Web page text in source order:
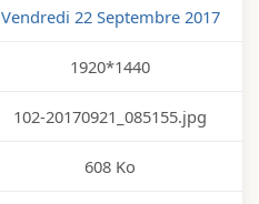
Vendredi 22 Septembre 2017
1920*1440
102-20170921_085155.jpg
608 Ko